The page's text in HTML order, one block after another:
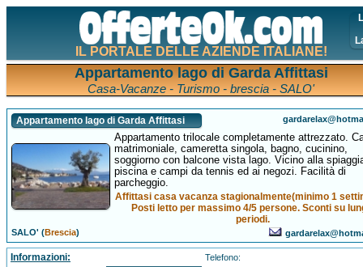
IL PORTALE DELLE AZIENDE ITALIANE!
Appartamento lago di Garda Affittasi
Casa-Vacanze - Turismo - brescia - SALO'
Appartamento lago di Garda Affittasi
Appartamento trilocale completamente attrezzato.
matrimoniale, cameretta singola, bagno, cucinino,
soggiorno con balcone vista lago. Vicino alla
piscina e campi da tennis ed ai negozi. Facilità di
parcheggio.
Affittasi casa vacanza stagionalmente(minimo 1
Posti letto per massimo 4/5 persone. Sconti su
periodi.
SALO' (Brescia)
Informazioni:
Telefono: